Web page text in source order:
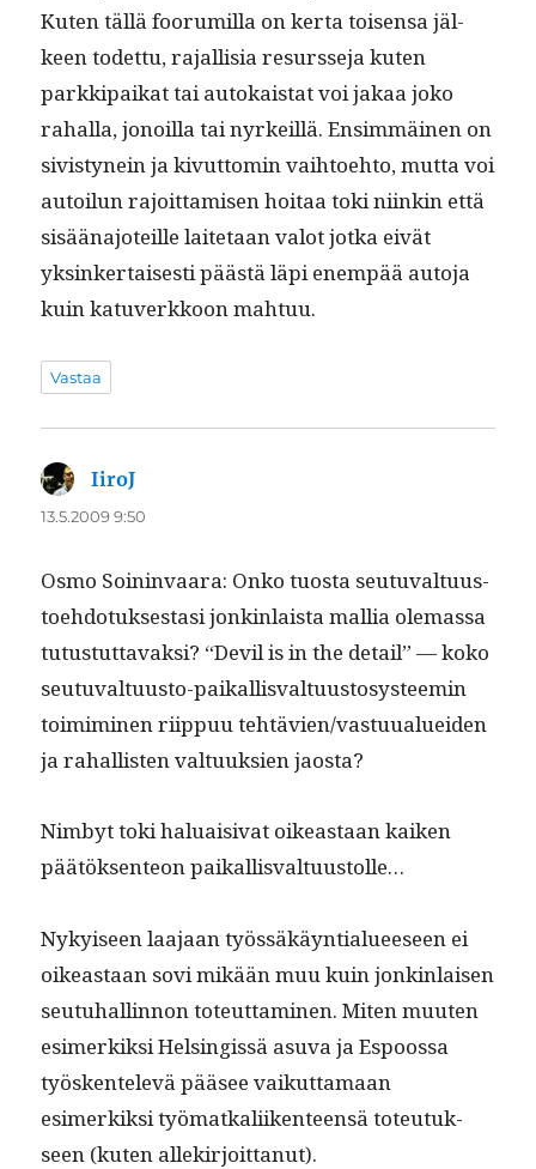
Kuten täl­lä foo­ru­mil­la on ker­ta toisen­sa jäl­
keen todet­tu, rajal­lisia resursse­ja kuten
parkkipaikat tai autokai­stat voi jakaa joko
rahal­la, jonoil­la tai nyrkeil­lä. Ensim­mäi­nen on
sivistynein ja kivut­tomin vai­h­toe­hto, mut­ta voi
autoilun rajoit­tamisen hoitaa toki niinkin että
sisää­na­joteille laite­taan val­ot jot­ka eivät
yksinker­tais­es­ti päästä läpi enem­pää auto­ja
kuin katu­verkkoon mahtuu.
Vastaa
IiroJ
13.5.2009 9:50
Osmo Soin­in­vaara: Onko tuos­ta seu­tu­val­tu­us­
toe­hdo­tuk­ses­tasi jonkin­laista mallia ole­mas­sa
tutus­tut­tavak­si? “Dev­il is in the detail” — koko
seu­tu­val­tu­us­to-paikallis­val­tu­us­tosys­teemin
toim­imi­nen riip­puu tehtävien/vastuualueiden
ja rahal­lis­ten val­tuuk­sien jaosta?
Nim­byt toki halu­aisi­vat oikeas­t­aan kaiken
päätök­sen­teon paikallisvaltuustolle…
Nykyiseen laa­jaan työssäkäyn­tialueeseen ei
oikeas­t­aan sovi mikään muu kuin jonkin­laisen
seu­tuhallinnon toteut­ta­mi­nen. Miten muuten
esimerkik­si Helsingis­sä asu­va ja Espoos­sa
työsken­televä pääsee vaikut­ta­maan
esimerkik­si työ­matkali­iken­teen­sä toteu­tuk­
seen (kuten allekirjoittanut).